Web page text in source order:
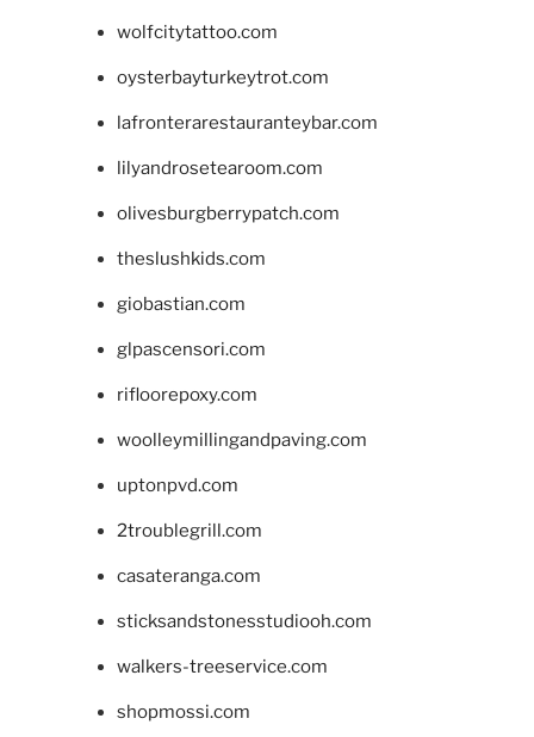
wolfcitytattoo.com
oysterbayturkeytrot.com
lafronterarestauranteybar.com
lilyandrosetearoom.com
olivesburgberrypatch.com
theslushkids.com
giobastian.com
glpascensori.com
rifloorepoxy.com
woolleymillingandpaving.com
uptonpvd.com
2troublegrill.com
casateranga.com
sticksandstonesstudiooh.com
walkers-treeservice.com
shopmossi.com